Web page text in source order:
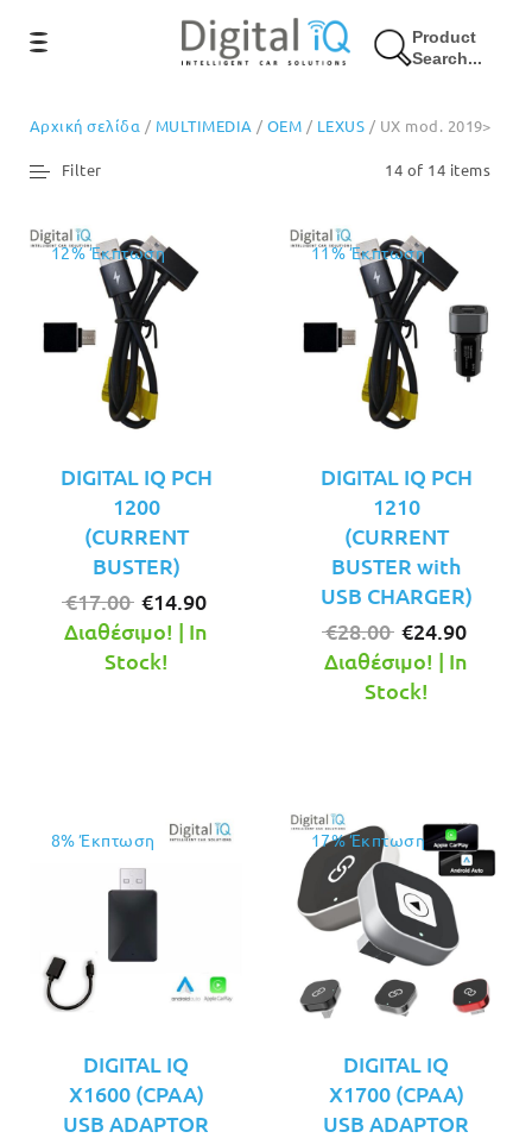
Product
Search...
Αρχική σελίδα / MULTIMEDIA / OEM / LEXUS / UX mod. 2019>
14 of 14 items
Filter
12% Έκπτωση
DIGITAL IQ PCH
1200
(CURRENT
BUSTER)
€17.00 Original
price
was:
€14.90
Διαθέσιμο! | In
Stock!
11% Έκπτωση
DIGITAL IQ PCH
1210
(CURRENT
BUSTER with
USB CHARGER)
€28.00 Original
price
was:
€24.90
Διαθέσιμο! | In
Stock!
8% Έκπτωση
DIGITAL IQ
X1600 (CPAA)
USB ADAPTOR
17% Έκπτωση
DIGITAL IQ
X1700 (CPAA)
USB ADAPTOR